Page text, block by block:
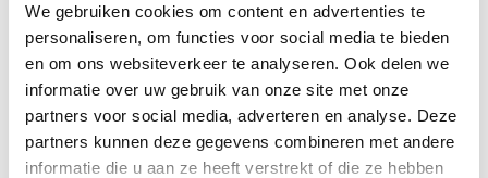
We gebruiken cookies om content en advertenties te
personaliseren, om functies voor social media te bieden
en om ons websiteverkeer te analyseren. Ook delen we
informatie over uw gebruik van onze site met onze
partners voor social media, adverteren en analyse. Deze
partners kunnen deze gegevens combineren met andere
informatie die u aan ze heeft verstrekt of die ze hebben
hormonen goed opneemt, of je dosering passend
is, of de toedieningsvorm (gel, oraal, etc.)
optimaal voor je werkt, en of je mogelijk te weinig
of juist te veel binnenkrijgt.
In de (peri)menopauze is het testen van